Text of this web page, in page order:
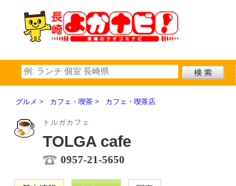
グルメ カフェ・喫茶 カフェ・喫茶店
トルガカフェ
TOLGA cafe
0957-21-5650